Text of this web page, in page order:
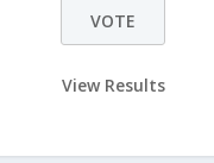
View Results